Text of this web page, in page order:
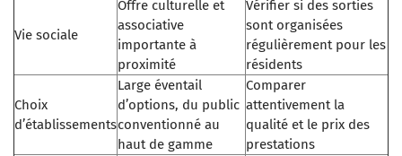
Vie sociale
Offre culturelle et
associative
importante à
proximité
Vérifier si des sorties
sont organisées
régulièrement pour les
résidents
Choix
d’établissements
Large éventail
d’options, du public
conventionné au
haut de gamme
Comparer
attentivement la
qualité et le prix des
prestations